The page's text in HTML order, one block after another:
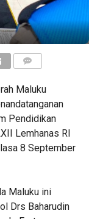
Maluku
Pendidikan
Lemhanas RI
8 September
Maluku ini
Drs Baharudin